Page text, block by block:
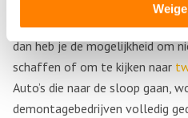
Als de deurafdichting van jouw
dan heb je de mogelijkheid om
schaffen of om te kijken naar
Auto’s die naar de sloop gaan,
demontagebedrijven volledig